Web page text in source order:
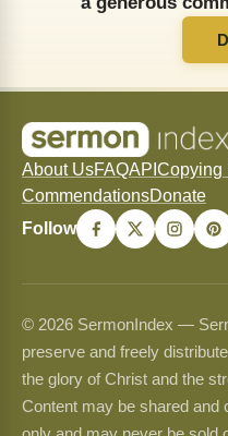
About UsFAQAPI Copying
CommendationsDonate
Follow
© 2026 SermonIndex —
preserve and freely
the glory of Christ and the
Content may be shared and